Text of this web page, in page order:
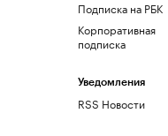
Подписка на РБК
Корпоративная
подписка
Уведомления
RSS Новости